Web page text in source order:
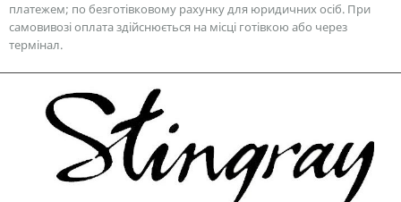
платежем; по безготівковому рахунку для юридичних осіб. При
самовивозі оплата здійснюється на місці готівкою або через
термінал.